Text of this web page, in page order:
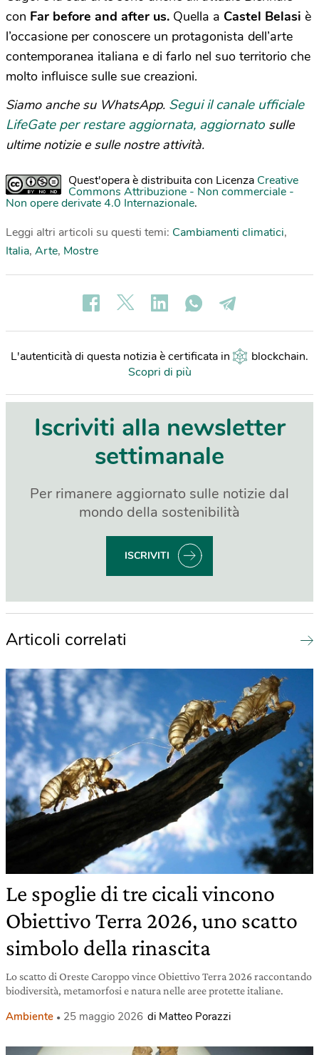
con Far before and after us. Quella a Castel Belasi è
l’occasione per conoscere un protagonista dell’arte
contemporanea italiana e di farlo nel suo territorio che
molto influisce sulle sue creazioni.
Siamo anche su WhatsApp. Segui il canale ufficiale
LifeGate per restare aggiornata, aggiornato sulle
ultime notizie e sulle nostre attività.
Quest'opera è distribuita con Licenza Creative
Commons Attribuzione - Non commerciale -
Non opere derivate 4.0 Internazionale.
Leggi altri articoli su questi temi: Cambiamenti climatici,
Italia, Arte, Mostre
L'autenticità di questa notizia è certificata in blockchain.
Scopri di più
Iscriviti alla newsletter
settimanale
Per rimanere aggiornato sulle notizie dal
mondo della sostenibilità
ISCRIVITI
Articoli correlati
Le spoglie di tre cicali vincono
Obiettivo Terra 2026, uno scatto
simbolo della rinascita
Lo scatto di Oreste Caroppo vince Obiettivo Terra 2026 raccontando
biodiversità, metamorfosi e natura nelle aree protette italiane.
Ambiente 25 maggio 2026 di Matteo Porazzi